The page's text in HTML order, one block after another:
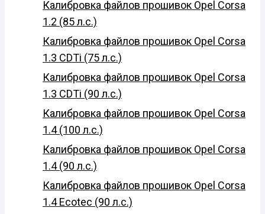
Калибровка файлов прошивок Opel Corsa
1.2 (85 л.с.)
Калибровка файлов прошивок Opel Corsa
1.3 CDTi (75 л.с.)
Калибровка файлов прошивок Opel Corsa
1.3 CDTi (90 л.с.)
Калибровка файлов прошивок Opel Corsa
1.4 (100 л.с.)
Калибровка файлов прошивок Opel Corsa
1.4 (90 л.с.)
Калибровка файлов прошивок Opel Corsa
1.4 Ecotec (90 л.с.)